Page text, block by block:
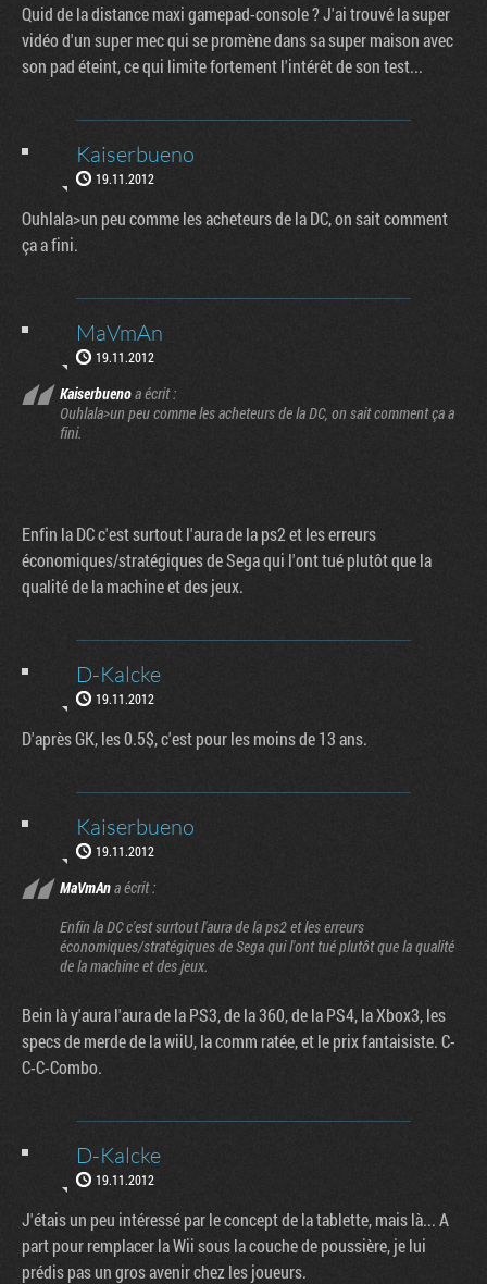
Quid de la distance maxi gamepad-console ? J'ai trouvé la super
vidéo d'un super mec qui se promène dans sa super maison avec
son pad éteint, ce qui limite fortement l'intérêt de son test...
Kaiserbueno
19.11.2012
Ouhlala>un peu comme les acheteurs de la DC, on sait comment
ça a fini.
MaVmAn
19.11.2012
Kaiserbuenoa écrit :
Ouhlala>un peu comme les acheteurs de la DC, on sait comment ça a
fini.
Enfin la DC c'est surtout l'aura de la ps2 et les erreurs
économiques/stratégiques de Sega qui l'ont tué plutôt que la
qualité de la machine et des jeux.
D-Kalcke
19.11.2012
D'après GK, les 0.5$, c'est pour les moins de 13 ans.
Kaiserbueno
19.11.2012
MaVmAna écrit :
Enfin la DC c'est surtout l'aura de la ps2 et les erreurs
économiques/stratégiques de Sega qui l'ont tué plutôt que la qualité
de la machine et des jeux.
Bein là y'aura l'aura de la PS3, de la 360, de la PS4, la Xbox3, les
specs de merde de la wiiU, la comm ratée, et le prix fantaisiste. C-
C-C-Combo.
D-Kalcke
19.11.2012
J'étais un peu intéressé par le concept de la tablette, mais là... A
part pour remplacer la Wii sous la couche de poussière, je lui
prédis pas un gros avenir chez les joueurs.